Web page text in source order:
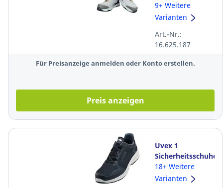
Bibian S1P ESD,
Größe: 39, grün-
9+ Weitere
Varianten
Art.-Nr.:
16.625.187
Für Preisanzeige anmelden oder Konto erstellen.
Preis anzeigen
Uvex 1
Sicherheitsschuhe
Sport 65942, S1P
ESD, Größe: 43,
18+ Weitere
Varianten